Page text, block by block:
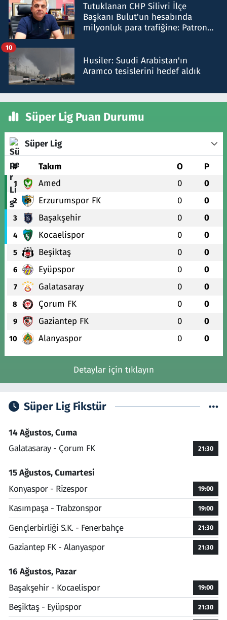
Tutuklanan CHP Silivri İlçe
Başkanı Bulut'un hesabında
milyonluk para trafiğine: Patron
Husiler: Suudi Arabistan'ın
Aramco tesislerini hedef aldık
10
Süper Lig Puan Durumu
Süper Lig
# Takım O P
1 Amed 0 0
2 Erzurumspor FK 0 0
3 Başakşehir 0 0
4 Kocaelispor 0 0
5 Beşiktaş 0 0
6 Eyüpspor 0 0
7 Galatasaray 0 0
8 Çorum FK 0 0
9 Gaziantep FK 0 0
10 Alanyaspor 0 0
Detaylar için tıklayın
Süper Lig Fikstür
14 Ağustos, Cuma
Galatasaray - Çorum FK
21:30
15 Ağustos, Cumartesi
Konyaspor - Rizespor
19:00
Kasımpaşa - Trabzonspor 19:00
Gençlerbirliği S.K. - Fenerbahçe 21:30
Gaziantep FK - Alanyaspor 21:30
16 Ağustos, Pazar
Başakşehir - Kocaelispor
19:00
Beşiktaş - Eyüpspor 21:30